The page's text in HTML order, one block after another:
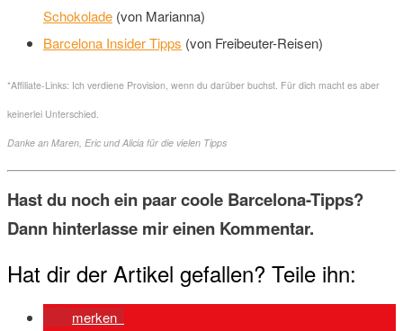
Schokolade (von Marianna)
Barcelona Insider Tipps (von Freibeuter-Reisen)
*Affiliate-Links: Ich verdiene Provision, wenn du darüber buchst. Für dich macht es aber
keinerlei Unterschied.
Danke an Maren, Eric und Alicia für die vielen Tipps
Hast du noch ein paar coole Barcelona-Tipps?
Dann hinterlasse mir einen Kommentar.
Hat dir der Artikel gefallen? Teile ihn:
merken